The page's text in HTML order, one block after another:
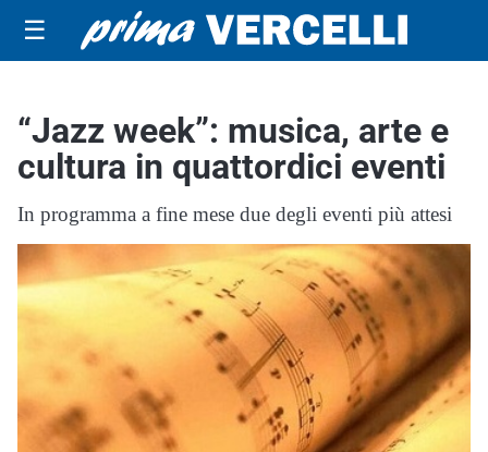
☰
“Jazz week”: musica, arte e
cultura in quattordici eventi
In programma a fine mese due degli eventi più attesi